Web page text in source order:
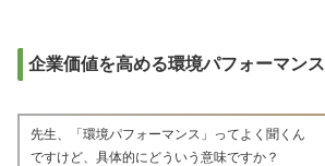
企業価値を高める環境パフォーマンス
先生、「環境パフォーマンス」ってよく聞くん
ですけど、具体的にどういう意味ですか？